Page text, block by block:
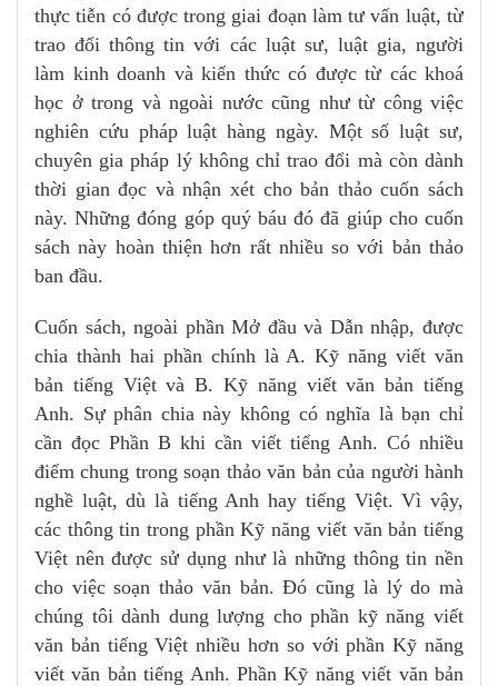
thực tiễn có được trong giai đoạn làm tư vấn luật, từ
trao đổi thông tin với các luật sư, luật gia, người
làm kinh doanh và kiến thức có được từ các khoá
học ở trong và ngoài nước cũng như từ công việc
nghiên cứu pháp luật hàng ngày. Một số luật sư,
chuyên gia pháp lý không chỉ trao đổi mà còn dành
thời gian đọc và nhận xét cho bản thảo cuốn sách
này. Những đóng góp quý báu đó đã giúp cho cuốn
sách này hoàn thiện hơn rất nhiều so với bản thảo
ban đầu.
Cuốn sách, ngoài phần Mở đầu và Dẫn nhập, được
chia thành hai phần chính là A. Kỹ năng viết văn
bản tiếng Việt và B. Kỹ năng viết văn bản tiếng
Anh. Sự phân chia này không có nghĩa là bạn chỉ
cần đọc Phần B khi cần viết tiếng Anh. Có nhiều
điểm chung trong soạn thảo văn bản của người hành
nghề luật, dù là tiếng Anh hay tiếng Việt. Vì vậy,
các thông tin trong phần Kỹ năng viết văn bản tiếng
Việt nên được sử dụng như là những thông tin nền
cho việc soạn thảo văn bản. Đó cũng là lý do mà
chúng tôi dành dung lượng cho phần kỹ năng viết
văn bản tiếng Việt nhiều hơn so với phần Kỹ năng
viết văn bản tiếng Anh. Phần Kỹ năng viết văn bản